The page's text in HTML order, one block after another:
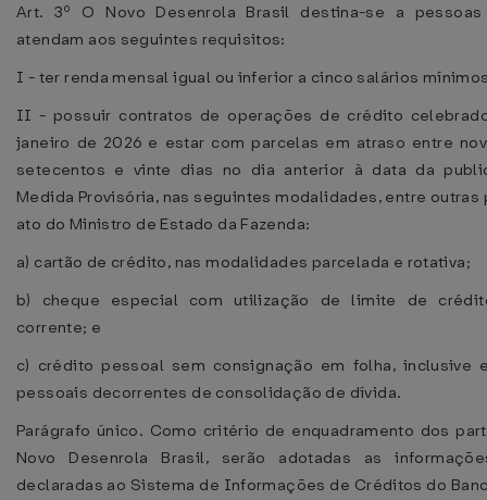
Art. 3º O Novo Desenrola Brasil destina-se a
atendam aos seguintes requisitos:
I - ter renda mensal igual ou inferior a cinco salários
II - possuir contratos de operações de crédito
janeiro de 2026 e estar com parcelas em atraso entre
setecentos e vinte dias no dia anterior à data da
Medida Provisória, nas seguintes modalidades, entre outras
ato do Ministro de Estado da Fazenda:
a) cartão de crédito, nas modalidades parcelada e rotativa;
b) cheque especial com utilização de limite de
corrente; e
c) crédito pessoal sem consignação em folha, inclusive
pessoais decorrentes de consolidação de dívida.
Parágrafo único. Como critério de enquadramento dos
Novo Desenrola Brasil, serão adotadas as
declaradas ao Sistema de Informações de Créditos do